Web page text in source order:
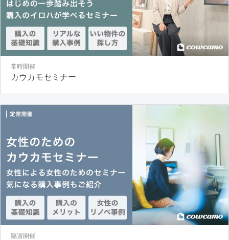
常時開催
カウカモセミナー
隔週開催